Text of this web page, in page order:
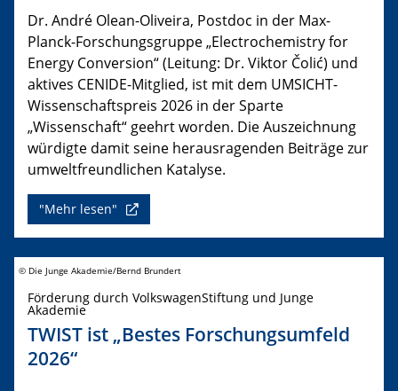
Dr. André Olean-Oliveira, Postdoc in der Max-
Planck-Forschungsgruppe „Electrochemistry for
Energy Conversion“ (Leitung: Dr. Viktor Čolić) und
aktives CENIDE-Mitglied, ist mit dem UMSICHT-
Wissenschaftspreis 2026 in der Sparte
„Wissenschaft“ geehrt worden. Die Auszeichnung
würdigte damit seine herausragenden Beiträge zur
umweltfreundlichen Katalyse.
"Mehr lesen"
© Die Junge Akademie/Bernd Brundert
Förderung durch VolkswagenStiftung und Junge
Akademie
TWIST ist „Bestes Forschungsumfeld
2026“